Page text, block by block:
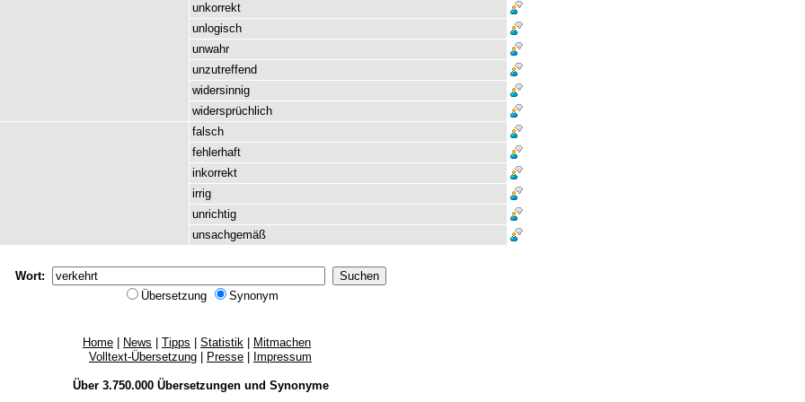
unkorrekt
unlogisch
unwahr
unzutreffend
widersinnig
widersprüchlich
falsch
fehlerhaft
inkorrekt
irrig
unrichtig
unsachgemäß
Wort:
Übersetzung
Synonym
Home News Tipps Statistik
Mitmachen
Volltext-Übersetzung
Presse Impressum
Über 3.750.000 Übersetzungenund Synonyme